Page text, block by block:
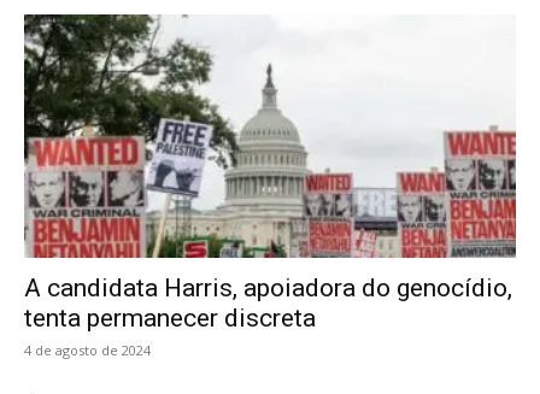
A candidata Harris, apoiadora do genocídio,
tenta permanecer discreta
4 de agosto de 2024